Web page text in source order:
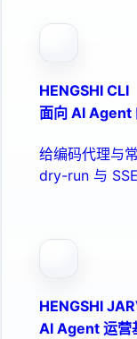
HENGSHI CLI
面向 AI Agent
给编码代理与
dry-run 与
HENGSHI
AI Agent 运营